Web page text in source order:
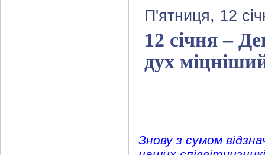
П'ятниця, 12
12 січня –
дух
Знову з сумом